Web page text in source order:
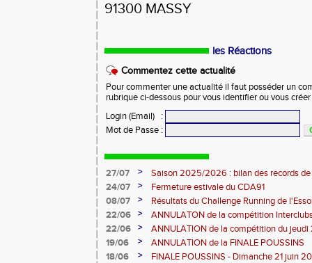
91300 MASSY
les Réactions
Commentez cette actualité
Pour commenter une actualité il faut posséder un
rubrique ci-dessous pour vous identifier ou vous
Login (Email)
:
Mot de Passe :
27/07 >
Saison 2025/2026 : bilan des records de
24/07
>
Fermeture estivale du CDA91
08/07
>
Résultats du Challenge Running de
12 07 2026)
22/06 >
ANNULATON de la compétition
juin
22/06 >
ANNULATION de la compétition du jeudi
19/06
>
ANNULATION de la FINALE POUSSINS
18/06
>
FINALE POUSSINS - Dimanche 21 juin